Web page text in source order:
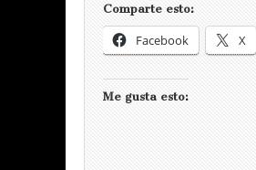
Comparte esto:
Facebook X
Me gusta esto: